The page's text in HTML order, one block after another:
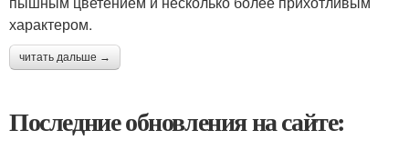
характером.
читать дальше →
Последние обновления на сайте: